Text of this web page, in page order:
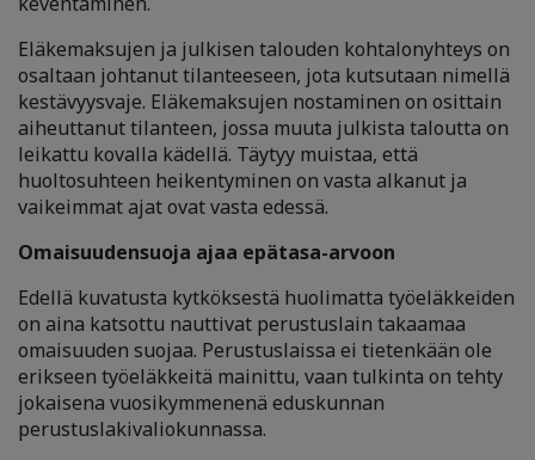
Eläkemaksujen ja julkisen talouden kohtalonyhteys on
osaltaan johtanut tilanteeseen, jota kutsutaan nimellä
kestävyysvaje. Eläkemaksujen nostaminen on osittain
aiheuttanut tilanteen, jossa muuta julkista taloutta on
leikattu kovalla kädellä. Täytyy muistaa, että
huoltosuhteen heikentyminen on vasta alkanut ja
vaikeimmat ajat ovat vasta edessä.
Omaisuudensuoja ajaa epätasa-arvoon
Edellä kuvatusta kytköksestä huolimatta työeläkkeiden
on aina katsottu nauttivat perustuslain takaamaa
omaisuuden suojaa. Perustuslaissa ei tietenkään ole
erikseen työeläkkeitä mainittu, vaan tulkinta on tehty
jokaisena vuosikymmenenä eduskunnan
perustuslakivaliokunnassa.